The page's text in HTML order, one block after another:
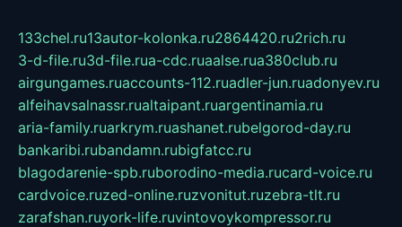
133chel.ru13autor-kolonka.ru2864420.ru2rich.ru
3-d-file.ru3d-file.rua-cdc.ruaalse.rua380club.ru
airgungames.ruaccounts-112.ruadler-jun.ruadonyev.ru
alfeihavsalnassr.rualtaipant.ruargentinamia.ru
aria-family.ruarkrym.ruashanet.rubelgorod-day.ru
bankaribi.rubandamn.rubigfatcc.ru
blagodarenie-spb.ruborodino-media.rucard-voice.ru
cardvoice.ruzed-online.ruzvonitut.ruzebra-tlt.ru
zarafshan.ruyork-life.ruvintovoykompressor.ru